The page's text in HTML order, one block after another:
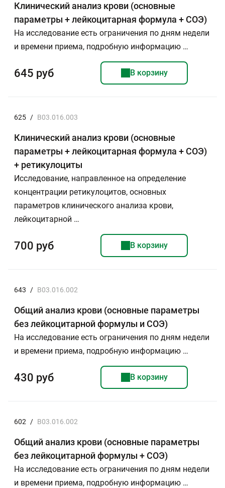
Клинический анализ крови (основные
параметры + лейкоцитарная формула + СОЭ)
На исследование есть ограничения по дням недели
и времени приема, подробную информацию …
645 руб В корзину
625 / B03.016.003
Клинический анализ крови (основные
параметры + лейкоцитарная формула + СОЭ)
+ ретикулоциты
Исследование, направленное на определение
концентрации ретикулоцитов, основных
параметров клинического анализа крови,
лейкоцитарной …
700 руб В корзину
643 / B03.016.002
Общий анализ крови (основные параметры
без лейкоцитарной формулы и СОЭ)
На исследование есть ограничения по дням недели
и времени приема, подробную информацию …
430 руб В корзину
602 / B03.016.002
Общий анализ крови (основные параметры
без лейкоцитарной формулы + СОЭ)
На исследование есть ограничения по дням недели
и времени приема, подробную информацию …